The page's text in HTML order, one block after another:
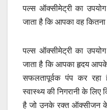
पल्स ऑक्सीमेट्री का उपयोग
जाता है कि आपका वह
पल्स ऑक्सीमेट्री का उपयोग
जाता है कि आपका हृदय
सफलतापूर्वक पंप कर
स्वास्थ्य की निगरानी के लिए
है जो उनके रक्त ऑक्सीजन